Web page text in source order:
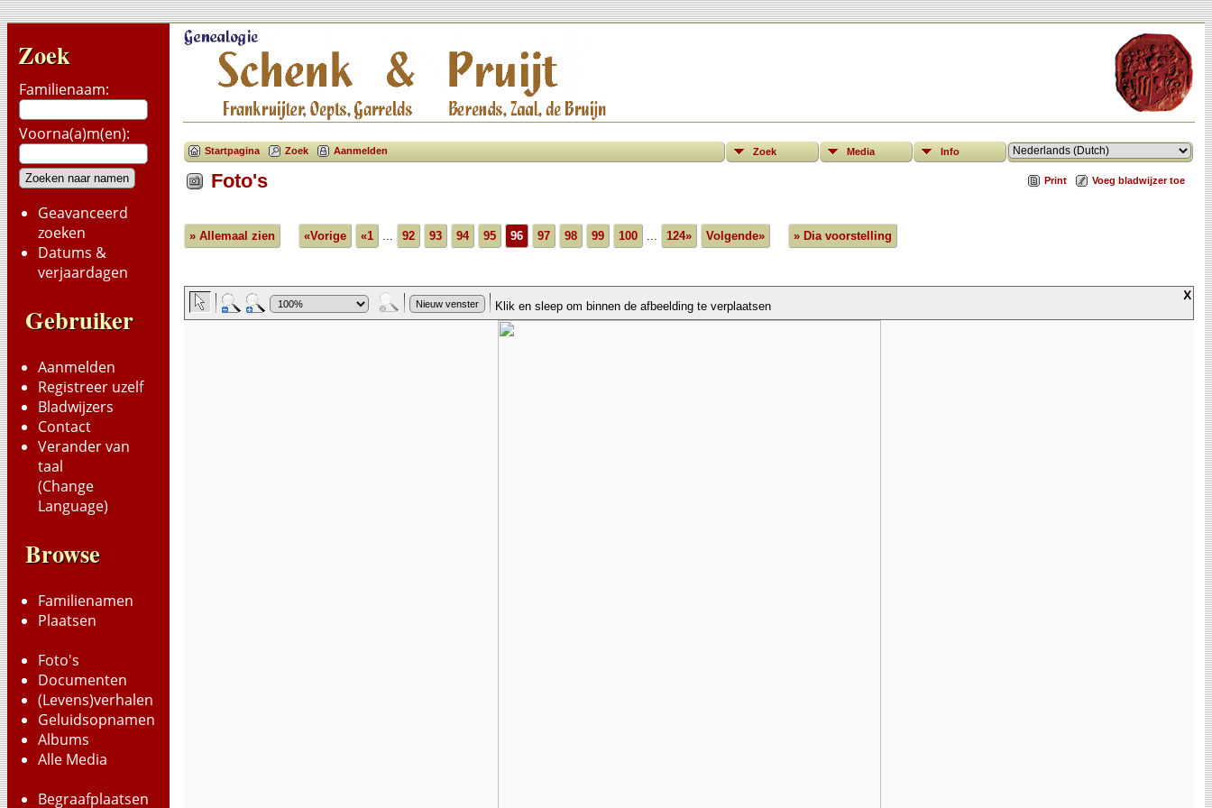
Zoek
Familienaam:
Voorna(a)m(en):
Geavanceerd
zoeken
Datums &
verjaardagen
Gebruiker
Aanmelden
Registreer uzelf
Bladwijzers
Contact
Verander van
taal
(Change
Language)
Browse
Familienamen
Plaatsen
Foto's
Documenten
(Levens)verhalen
Geluidsopnamen
Albums
Alle Media
Begraafplaatsen
Startpagina Zoek Aanmelden Zoek Media Info
Print Voeg bladwijzer toe
Foto's
» Allemaal zien «Vorige «1 ... 92 93 94 95 96 97 98 99 100 ... 124» Volgende» » Dia voorstelling